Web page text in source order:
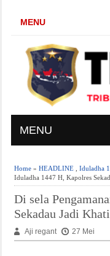
MENU
MENU
Home» HEADLINE, Iduladha
Iduladha 1447 H, Kapolres
Di sela
Sekadau Jadi
Aji regant 27 Mei